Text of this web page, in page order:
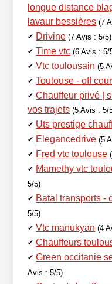
longue distance
lavaur bessières (7
✔ Drivine (7 Avis : 5/5)
✔ Time vtc (6 Avis : 5/
✔ Vtc toulousain (5
✔ Toulouse - off
✔ Chauffeur privé |
vos trajets (5 Avis : 5/
✔ Uts prestige
✔ Elegancedrive (5
✔ Fred vtc toulouse
✔ Mamethy vtc
5/5)
✔ Batal transports -
5/5)
✔ Vtc manukyan (4
✔ Chauffeurs
✔ Green occitanie
Avis : 5/5)